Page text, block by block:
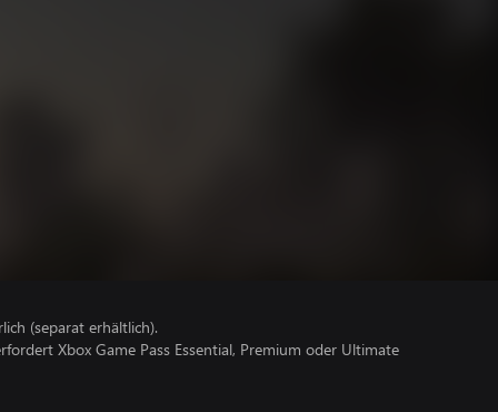
(separat erhältlich).
Xbox Game Pass Essential, Premium oder Ultimate